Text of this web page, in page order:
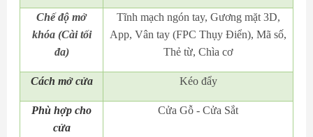
Chế độ mở
khóa (Cài tối
đa)
Tĩnh mạch ngón tay, Gương mặt 3D,
App, Vân tay (FPC Thụy Điển), Mã số,
Thẻ từ, Chìa cơ
Cách mở cửa Kéo đẩy
Phù hợp cho
cửa
Cửa Gỗ - Cửa Sắt